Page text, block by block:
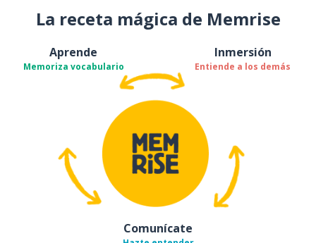
La receta mágica de Memrise
Aprende
Memoriza vocabulario
Inmersión
Entiende a los demás
Comunícate